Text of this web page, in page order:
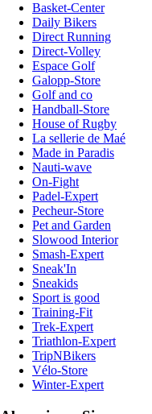
Basket-Center
Daily Bikers
Direct Running
Direct-Volley
Espace Golf
Galopp-Store
Golf and co
Handball-Store
House of Rugby
La sellerie de Maé
Made in Paradis
Nauti-wave
On-Fight
Padel-Expert
Pecheur-Store
Pet and Garden
Slowood Interior
Smash-Expert
Sneak'In
Sneakids
Sport is good
Training-Fit
Trek-Expert
Triathlon-Expert
TripNBikers
Vélo-Store
Winter-Expert